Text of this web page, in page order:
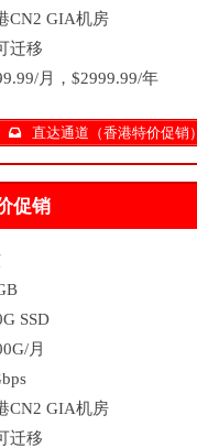
CN2 GIA机房
迁移
月，$2999.99/年
直达通道（香港特价促销）
促销
SSD
月
CN2 GIA机房
迁移